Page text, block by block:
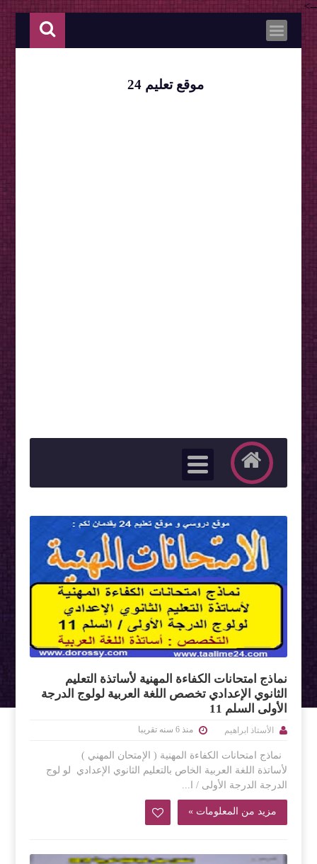
-->
موقع تعليم 24
نماذج امتحانات الكفاءة المهنية لأساتذة التعليم
الثانوي الإعدادي تخصص اللغة العربية لولوج الدرجة
الأولى السلم 11
الأستاذ ابراهيم منذ 6 سنه تقريبا
نماذج امتحانات الكفاءة المهنية ( الإمتحان المهني )
لأساتذة اللغة العربية الخاص بالتعليم الثانوي الإعدادي لو لوج
الدرجة الدرجة الأولى / ا...
مزيد من المعلومات »